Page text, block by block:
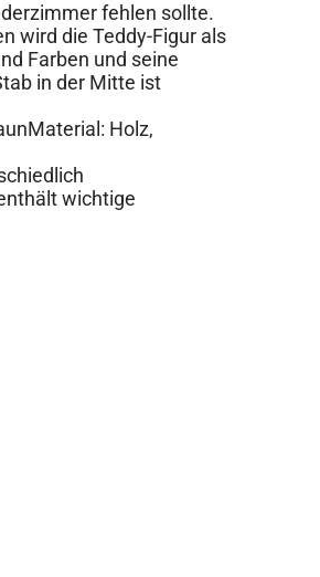
fehlen sollte.
wird die Teddy-Figur als
Farben und seine
in der Mitte ist
Holz,
wichtige